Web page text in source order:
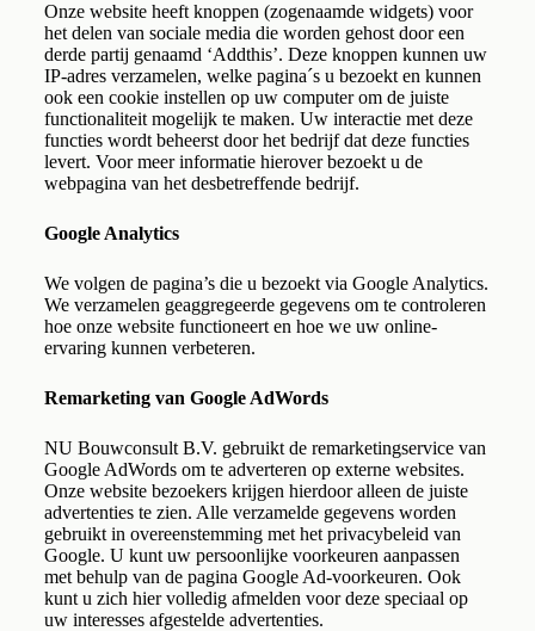
Onze website heeft knoppen (zogenaamde widgets) voor
het delen van sociale media die worden gehost door een
derde partij genaamd ‘Addthis’. Deze knoppen kunnen uw
IP-adres verzamelen, welke pagina´s u bezoekt en kunnen
ook een cookie instellen op uw computer om de juiste
functionaliteit mogelijk te maken. Uw interactie met deze
functies wordt beheerst door het bedrijf dat deze functies
levert. Voor meer informatie hierover bezoekt u de
webpagina van het desbetreffende bedrijf.
Google Analytics
We volgen de pagina’s die u bezoekt via Google Analytics.
We verzamelen geaggregeerde gegevens om te controleren
hoe onze website functioneert en hoe we uw online-
ervaring kunnen verbeteren.
Remarketing van Google AdWords
NU Bouwconsult B.V. gebruikt de remarketingservice van
Google AdWords om te adverteren op externe websites.
Onze website bezoekers krijgen hierdoor alleen de juiste
advertenties te zien. Alle verzamelde gegevens worden
gebruikt in overeenstemming met het privacybeleid van
Google. U kunt uw persoonlijke voorkeuren aanpassen
met behulp van de pagina Google Ad-voorkeuren. Ook
kunt u zich hier volledig afmelden voor deze speciaal op
uw interesses afgestelde advertenties.